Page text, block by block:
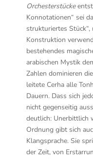
Orchesterstücke
Konnotationen“ sei
strukturiertes Stück“,
Konstruktion
bestehendes
arabischen Mystik
Zahlen dominieren
leitete Cerha alle
Dauern. Dass sich
nicht gegenseitig
deutlich: Unerbittlich
Ordnung gibt sich
Klangsprache. Sie
der Zeit, von